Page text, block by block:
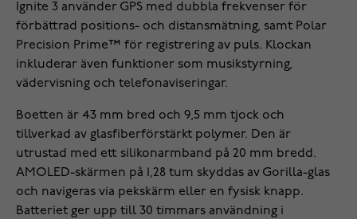
Ignite 3 använder GPS med dubbla frekvenser för
förbättrad positions- och distansmätning, samt Polar
Precision Prime™ för registrering av puls. Klockan
inkluderar även funktioner som musikstyrning,
vädervisning och telefonaviseringar.
Boetten är 43 mm bred och 9,5 mm tjock och
tillverkad av glasfiberförstärkt polymer. Den är
utrustad med ett silikonarmband på 20 mm bredd.
AMOLED-skärmen på 1,28 tum skyddas av Gorilla-glas
och navigeras via pekskärm eller en fysisk knapp.
Batteriet ger upp till 30 timmars användning i